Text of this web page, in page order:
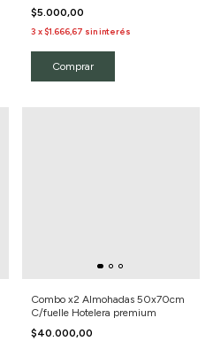
$5.000,00
3 x$1.666,67 sin interés
Combo x2 Almohadas 50x70cm
C/fuelle Hotelera premium
$40.000,00